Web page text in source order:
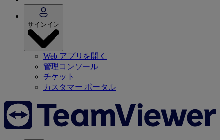
サインイン
Web アプリを開く
管理コンソール
チケット
カスタマー ポータル